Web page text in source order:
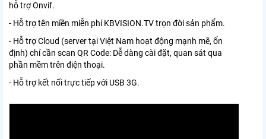
hỗ trợ Onvif.
- Hỗ trợ tên miền miễn phí KBVISION.TV trọn đời sản phẩm.
- Hỗ trợ Cloud (server tại Việt Nam hoạt động mạnh mẽ, ổn
định) chỉ cần scan QR Code: Dễ dàng cài đặt, quan sát qua
phần mềm trên điện thoại.
- Hỗ trợ kết nối trực tiếp với USB 3G.